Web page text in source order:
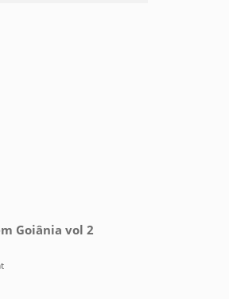
Goiânia vol 2